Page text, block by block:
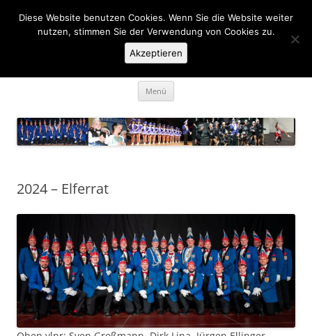
Inhalt
springen KaGe Ellingen 1963 e.V.
… des is ka Spass net, des is Fasching …
Menü
2024 – Elferrat
Diese Website benutzen Cookies. Wenn Sie die Website weiter
nutzen, stimmen Sie der Verwendung von Cookies zu.
Akzeptieren